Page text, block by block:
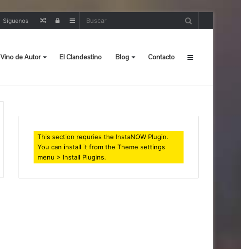
Sidebar
Iniciar
Random
Síguenos
Vino de Autor El Clandestino Blog Contacto Sidebar
This section requries the InstaNOW Plugin.
You can install it from the Theme settings
menu > Install Plugins.